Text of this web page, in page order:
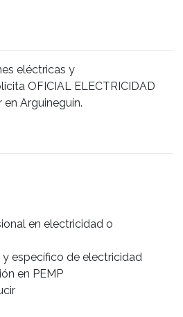
eléctricas y
OFICIAL ELECTRICIDAD
en Arguineguín.
en electricidad o
específico de electricidad
en PEMP